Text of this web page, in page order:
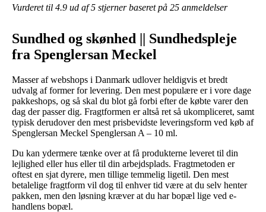
Vurderet til 4.9 ud af 5 stjerner baseret på 25 anmeldelser
Sundhed og skønhed || Sundhedspleje
fra Spenglersan Meckel
Masser af webshops i Danmark udlover heldigvis et bredt
udvalg af former for levering. Den mest populære er i vore dage
pakkeshops, og så skal du blot gå forbi efter de købte varer den
dag der passer dig. Fragtformen er altså ret så ukompliceret, samt
typisk derudover den mest prisbevidste leveringsform ved køb af
Spenglersan Meckel Spenglersan A – 10 ml.
Du kan ydermere tænke over at få produkterne leveret til din
lejlighed eller hus eller til din arbejdsplads. Fragtmetoden er
oftest en sjat dyrere, men tillige temmelig ligetil. Den mest
betalelige fragtform vil dog til enhver tid være at du selv henter
pakken, men den løsning kræver at du har bopæl lige ved e-
handlens bopæl.